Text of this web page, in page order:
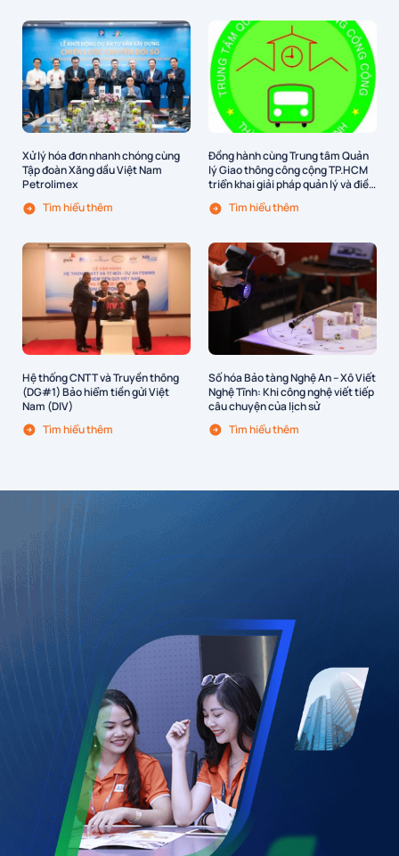
Xử lý hóa đơn nhanh chóng cùng
Tập đoàn Xăng dầu Việt Nam
Petrolimex
Tìm hiểu thêm
Đồng hành cùng Trung tâm Quản
lý Giao thông công cộng TP.HCM
triển khai giải pháp quản lý và điều
cộng bằng xe buýt tại TP.HCM
Tìm hiểu thêm
Hệ thống CNTT và Truyền thông
(DG#1) Bảo hiểm tiền gửi Việt
Nam (DIV)
Tìm hiểu thêm
Số hóa Bảo tàng Nghệ An – Xô Viết
Nghệ Tĩnh: Khi công nghệ viết tiếp
câu chuyện của lịch sử
Tìm hiểu thêm